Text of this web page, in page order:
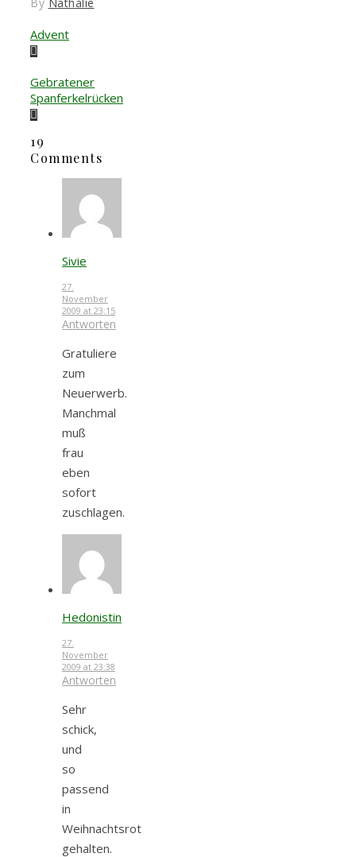
By Nathalie
Advent
Gebratener
Spanferkelrücken
19
Comments
Sivie
27.
November
2009 at 23:15
Antworten
Gratuliere
zum
Neuerwerb.
Manchmal
muß
frau
eben
sofort
zuschlagen.
Hedonistin
27.
November
2009 at 23:38
Antworten
Sehr
schick,
und
so
passend
in
Weihnachtsrot
gehalten.